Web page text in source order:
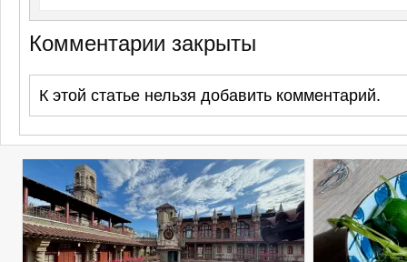
Комментарии закрыты
К этой статье нельзя добавить комментарий.